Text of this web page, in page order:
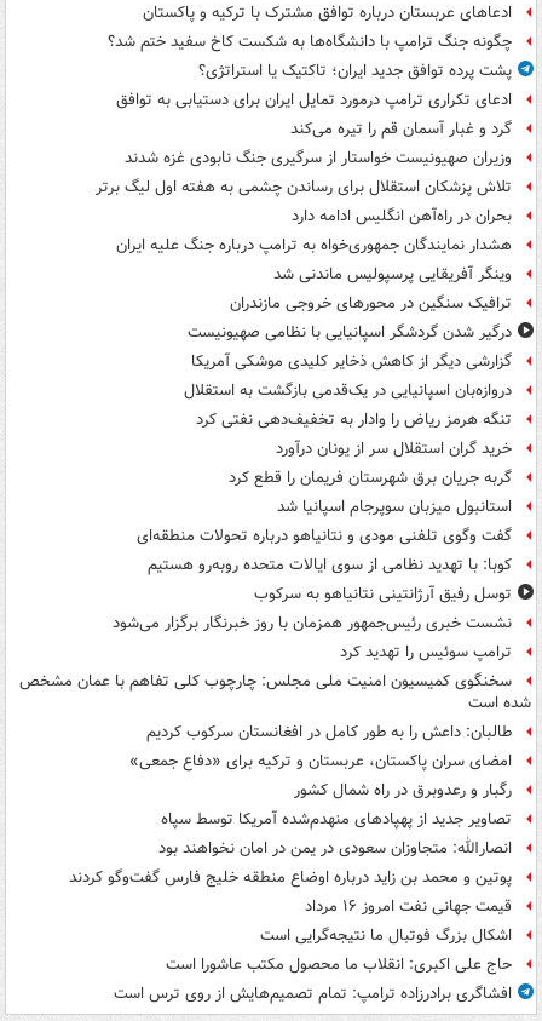
ادعاهای عربستان درباره توافق مشترک با ترکیه و پاکستان
چگونه جنگ ترامپ با دانشگاه‌ها به شکست کاخ سفید ختم شد؟
پشت پرده توافق جدید ایران؛ تاکتیک یا استراتژی؟
ادعای تکراری ترامپ درمورد تمایل ایران برای دستیابی به توافق
گرد و غبار آسمان قم را تیره می‌کند
وزیران صهیونیست خواستار از سرگیری جنگ نابودی غزه شدند
تلاش پزشکان استقلال برای رساندن چشمی به هفته اول لیگ برتر
بحران در راه‌آهن انگلیس ادامه دارد
هشدار نمایندگان جمهوری‌خواه به ترامپ درباره جنگ علیه ایران
وینگر آفریقایی پرسپولیس ماندنی شد
ترافیک سنگین در محورهای خروجی مازندران
درگیر شدن گردشگر اسپانیایی با نظامی صهیونیست
گزارشی دیگر از کاهش ذخایر کلیدی موشکی آمریکا
دروازه‌بان اسپانیایی در یک‌قدمی بازگشت به استقلال
تنگه هرمز ریاض را وادار به تخفیف‌دهی نفتی کرد
خرید گران استقلال سر از یونان درآورد
گربه جریان برق شهرستان فریمان را قطع کرد
استانبول میزبان سوپرجام اسپانیا شد
گفت وگوی تلفنی مودی و نتانیاهو درباره تحولات منطقه‌ای
کوبا: با تهدید نظامی از سوی ایالات متحده روبه‌رو هستیم
توسل رفیق آرژانتینی نتانیاهو به سرکوب
نشست خبری رئیس‌جمهور همزمان با روز خبرنگار برگزار می‌شود
ترامپ سوئیس را تهدید کرد
سخنگوی کمیسیون امنیت ملی مجلس: چارچوب کلی تفاهم با عمان مشخص
شده است
طالبان: داعش را به طور کامل در افغانستان سرکوب کردیم
امضای سران پاکستان، عربستان و ترکیه برای «دفاع جمعی»
رگبار و رعدوبرق در راه شمال کشور
تصاویر جدید از پهپادهای منهدم‌شده آمریکا توسط سپاه
انصارالله: متجاوزان سعودی در یمن در امان نخواهند بود
پوتین و محمد بن زاید درباره اوضاع منطقه خلیج فارس گفت‌وگو کردند
قیمت جهانی نفت امروز ۱۶ مرداد
اشکال بزرگ فوتبال ما نتیجه‌گرایی است
حاج علی اکبری: انقلاب ما محصول مکتب عاشورا است
افشاگری برادرزاده ترامپ: تمام تصمیم‌هایش از روی ترس است